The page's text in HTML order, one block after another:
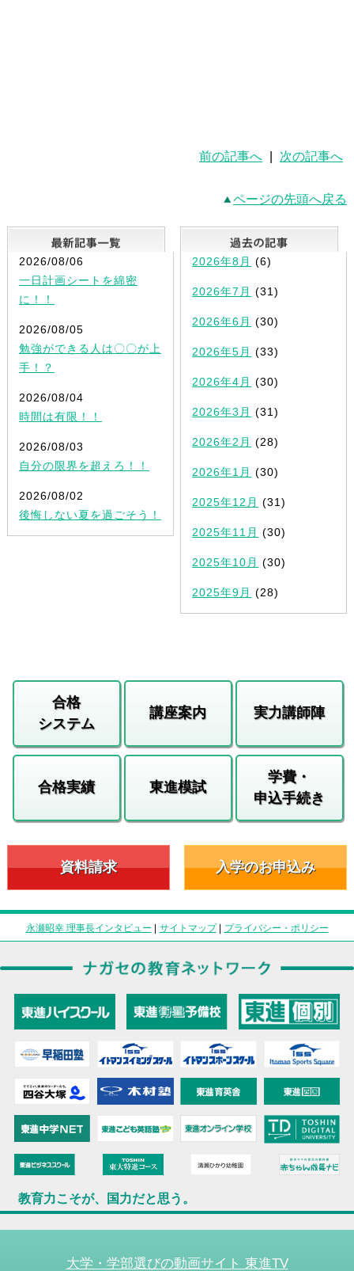
前の記事へ 次の記事へ
ページの先頭へ戻る
最新記事一覧
2026/08/06
一日計画シートを綿密
に！！
2026/08/05
勉強ができる人は〇〇が上
手！？
2026/08/04
時間は有限！！
2026/08/03
自分の限界を超えろ！！
2026/08/02
後悔しない夏を過ごそう！
2026年8月 (6)
2026年7月 (31)
2026年6月 (30)
2026年5月 (33)
2026年4月 (30)
2026年3月 (31)
2026年2月 (28)
2026年1月 (30)
2025年12月 (31)
2025年11月 (30)
2025年10月 (30)
2025年9月 (28)
合格
システム
講座案内 実力講師陣
合格実績 東進模試
学費・
申込手続き
資料請求 入学のお申込み
永瀬昭幸 理事長インタビュー | サイトマップ| プライバシー・ポリシー
教育力こそが、国力だと思う。
大学・学部選びの動画サイト 東進TV